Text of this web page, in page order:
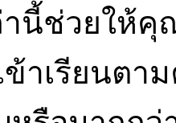
านี้ช่วยให้
าเรียนตา